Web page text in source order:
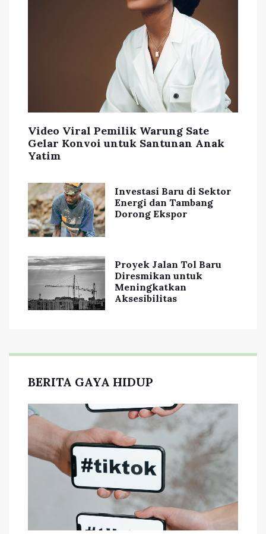
Video Viral Pemilik Warung Sate
Gelar Konvoi untuk Santunan Anak
Yatim
Investasi Baru di Sektor
Energi dan Tambang
Dorong Ekspor
Proyek Jalan Tol Baru
Diresmikan untuk
Meningkatkan
Aksesibilitas
BERITA GAYA HIDUP